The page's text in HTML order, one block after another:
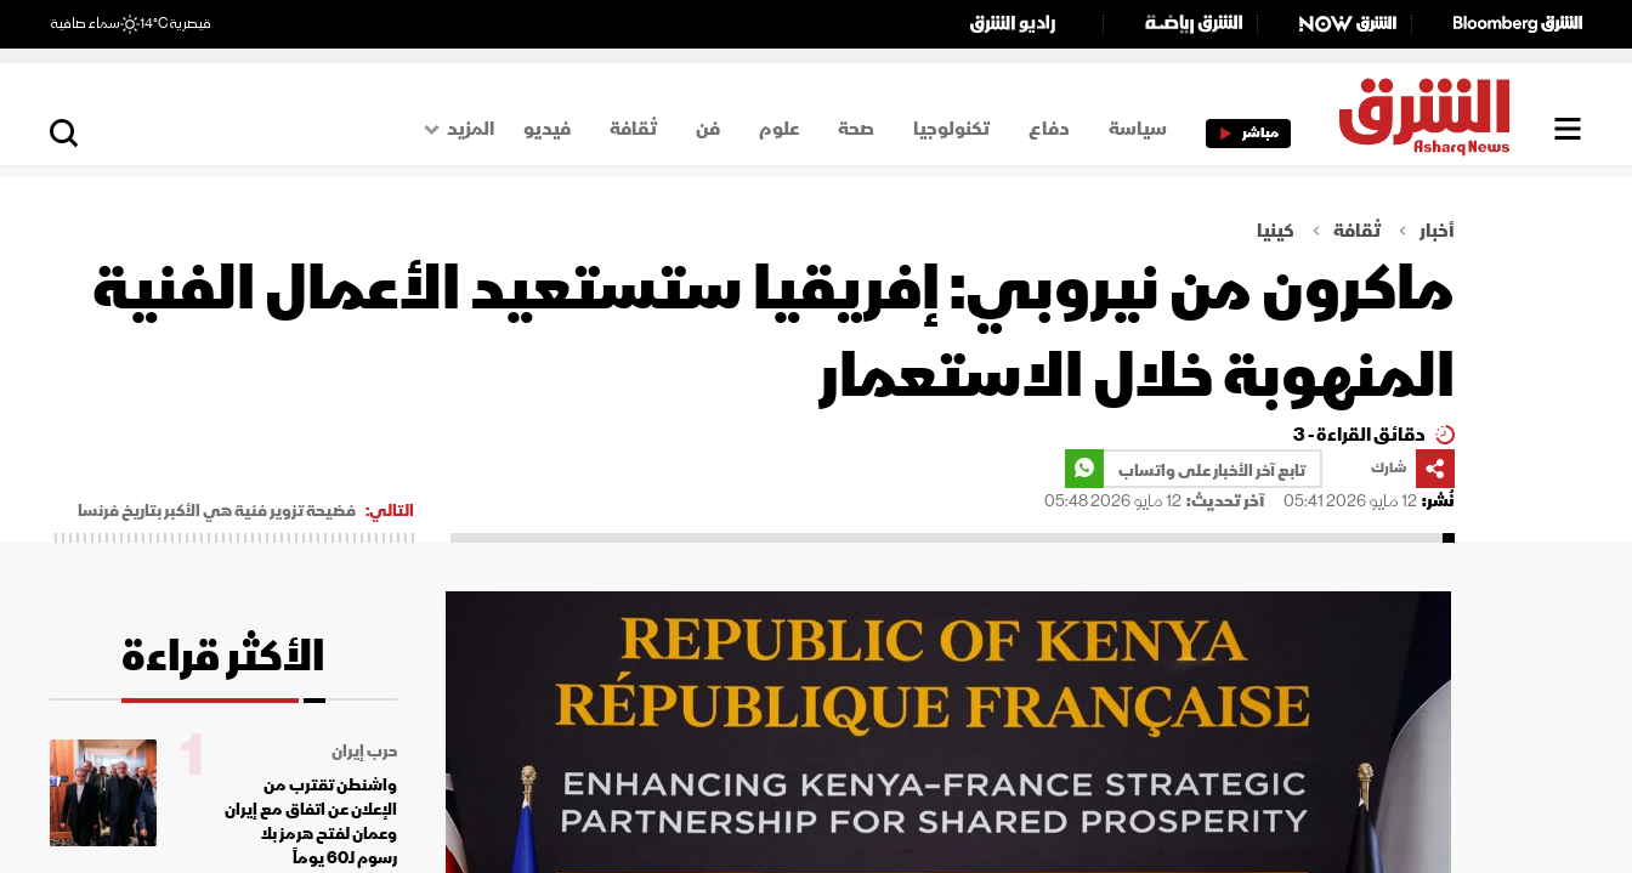
قيصرية14°C سماء صافية
مباشر سياسة دفاع تكنولوجيا صحة علوم فن ثقافة فيديو
المزيد
اقتصاد
أخبار ثقافة كينيا
ماكرون من نيروبي: إفريقيا ستستعيد الأعمال الفنية
المنهوبة خلال الاستعمار
دقائق القراءة - 3
شارك
تابع آخر الأخبار على واتساب
نُشر:12 مايو 2026 05:41 آخر تحديث:12 مايو 2026 05:48 التالي: فضيحة تزوير فنية هي الأكبر بتاريخ فرنسا
الأكثر قراءة
حرب إيران
واشنطن تقترب من
الإعلان عن اتفاق مع إيران
وعمان لفتح هرمز بلا
رسوم لـ60 يوماً
1